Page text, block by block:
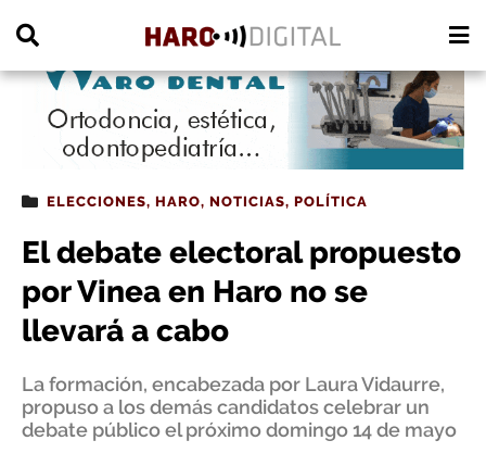
ELECCIONES, HARO, NOTICIAS, POLÍTICA
El debate electoral propuesto
por Vinea en Haro no se
llevará a cabo
La formación, encabezada por Laura Vidaurre,
propuso a los demás candidatos celebrar un
debate público el próximo domingo 14 de mayo